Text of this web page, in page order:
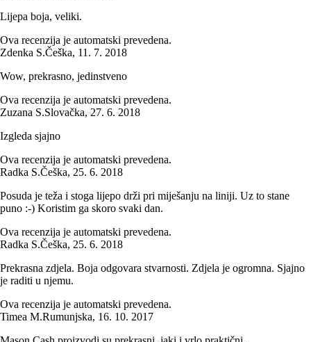
Lijepa boja, veliki.
Ova recenzija je automatski prevedena.
Zdenka S.Češka, 11. 7. 2018
Wow, prekrasno, jedinstveno
Ova recenzija je automatski prevedena.
Zuzana S.Slovačka, 27. 6. 2018
Izgleda sjajno
Ova recenzija je automatski prevedena.
Radka S.Češka, 25. 6. 2018
Posuda je teža i stoga lijepo drži pri miješanju na liniji. Uz to stane
puno :-) Koristim ga skoro svaki dan.
Ova recenzija je automatski prevedena.
Radka S.Češka, 25. 6. 2018
Prekrasna zdjela. Boja odgovara stvarnosti. Zdjela je ogromna. Sjajno
je raditi u njemu.
Ova recenzija je automatski prevedena.
Timea M.Rumunjska, 16. 10. 2017